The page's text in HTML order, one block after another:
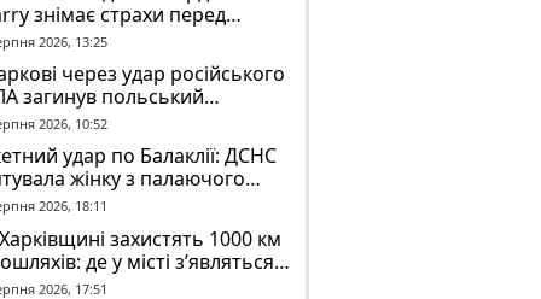
знімає страхи перед
дорогою
2026, 13:25
через удар російського
загинув польський
Марек Русек-
2026, 10:52
удар по Балаклії: ДСНС
жінку з палаючого
2026, 18:11
захистять 1000 км
де у місті з’являться
сітки
2026, 17:51